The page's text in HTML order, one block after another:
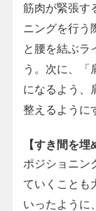
筋肉が緊張す
ニングを行う
と腰を結ぶラ
う。次に、「
になるよう、
整えるように
【すき間を埋
ポジショニン
ていくことも
いったように